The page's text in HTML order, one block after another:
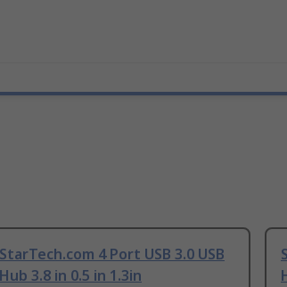
StarTech.com 4 Port USB 3.0 USB
Hub 3.8 in 0.5 in 1.3in